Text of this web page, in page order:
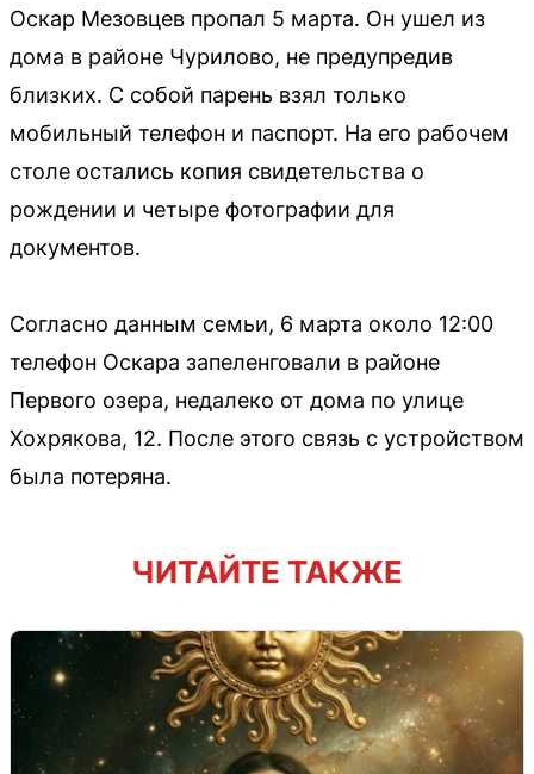
Оскар Мезовцев пропал 5 марта. Он ушел из
дома в районе Чурилово, не предупредив
близких. С собой парень взял только
мобильный телефон и паспорт. На его рабочем
столе остались копия свидетельства о
рождении и четыре фотографии для
документов.
Согласно данным семьи, 6 марта около 12:00
телефон Оскара запеленговали в районе
Первого озера, недалеко от дома по улице
Хохрякова, 12. После этого связь с устройством
была потеряна.
ЧИТАЙТЕ ТАКЖЕ